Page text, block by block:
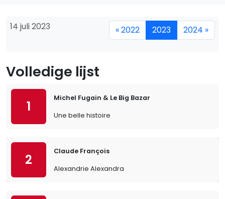
14 juli 2023 « 2022 2023 2024 »
Volledige lijst
1
Michel Fugain & Le Big Bazar
Une belle histoire
2
Claude François
Alexandrie Alexandra